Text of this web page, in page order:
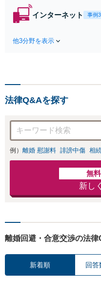
インターネット 事例
他3分野を表示
法律Q&Aを探す
例） 離婚 慰謝料 誹謗中傷 相
無
新し
離婚回避・合意交渉の法律
新着順 回答